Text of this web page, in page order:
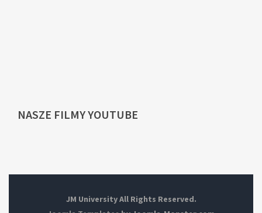
NASZE FILMY YOUTUBE
JM University All Rights Reserved.